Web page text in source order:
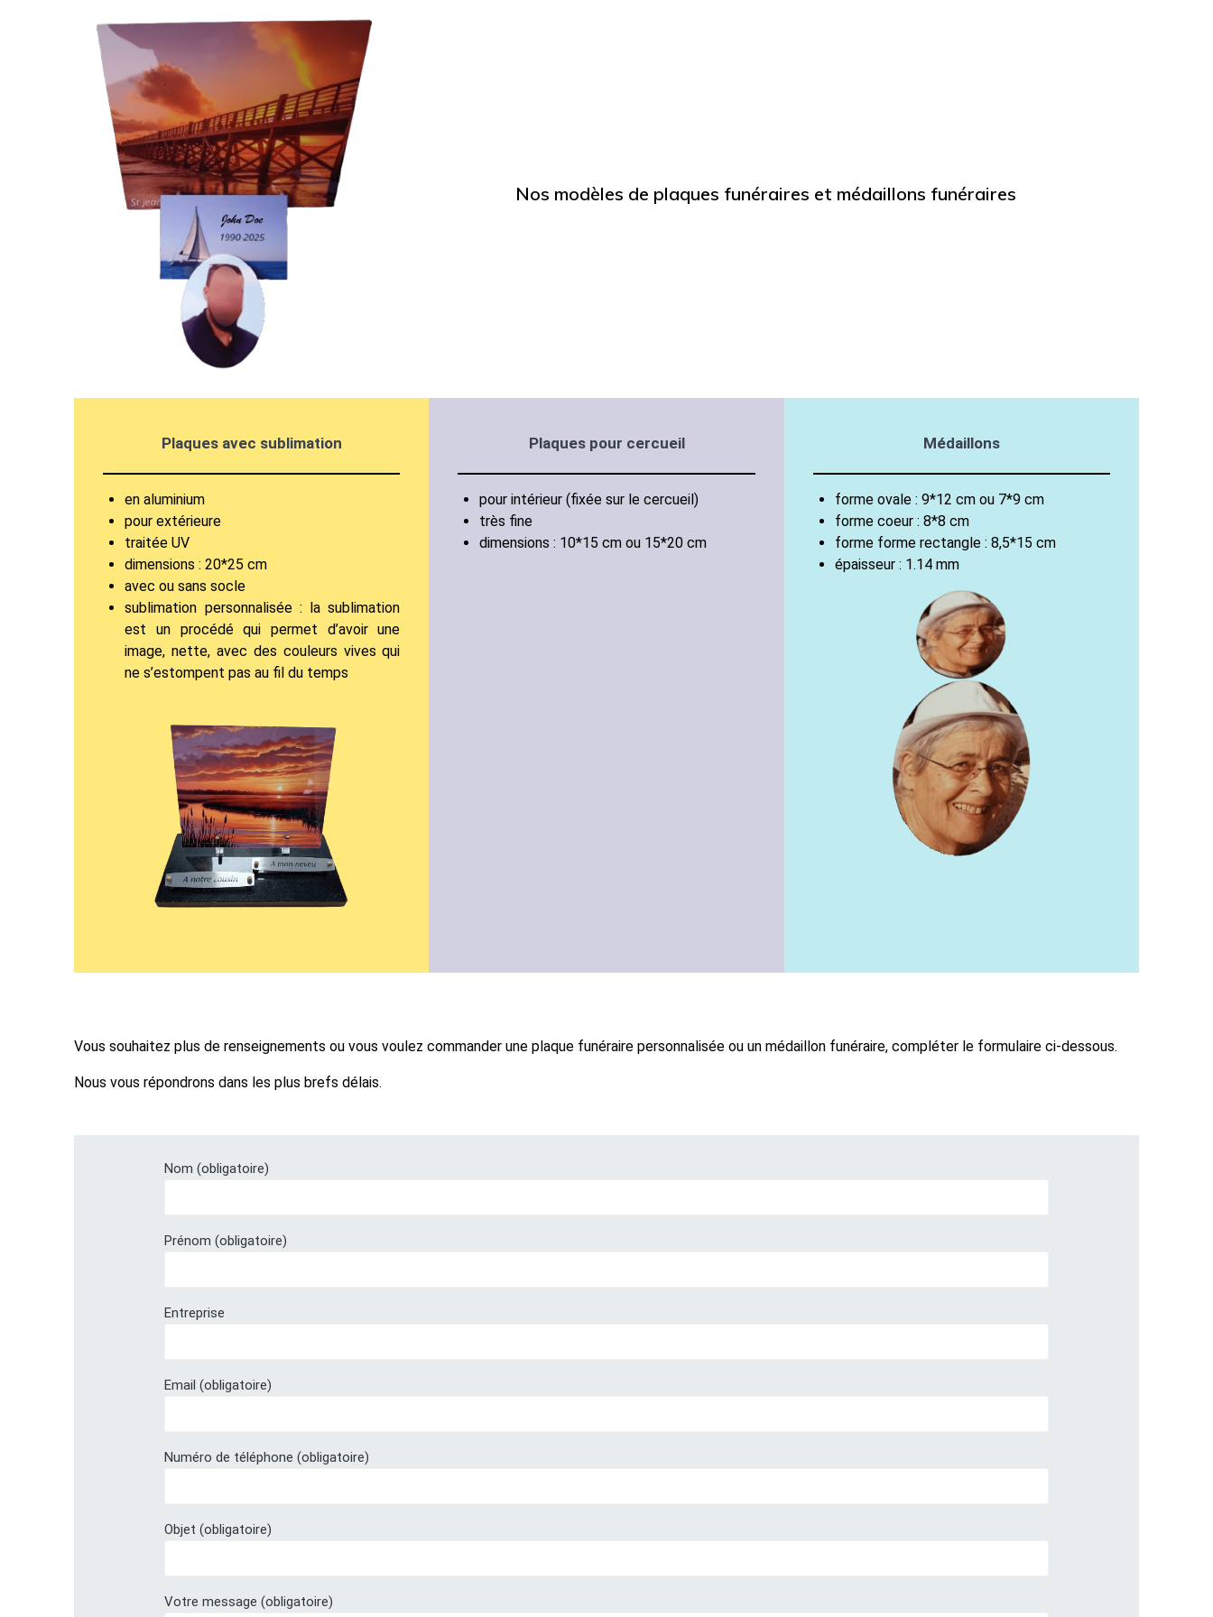
Nos modèles de plaques funéraires et médaillons funéraires
Plaques avec sublimation
en aluminium
pour extérieure
traitée UV
dimensions : 20*25 cm
avec ou sans socle
sublimation personnalisée : la sublimation
est un procédé qui permet d’avoir une
image, nette, avec des couleurs vives qui
ne s’estompent pas au fil du temps
Plaques pour cercueil
pour intérieur (fixée sur le cercueil)
très fine
dimensions : 10*15 cm ou 15*20 cm
Médaillons
forme ovale : 9*12 cm ou 7*9 cm
forme coeur : 8*8 cm
forme forme rectangle : 8,5*15 cm
épaisseur : 1.14 mm
Vous souhaitez plus de renseignements ou vous voulez commander une plaque funéraire personnalisée ou un médaillon funéraire, compléter le formulaire ci-dessous.
Nous vous répondrons dans les plus brefs délais.
Nom (obligatoire)
Prénom (obligatoire)
Entreprise
Email (obligatoire)
Numéro de téléphone (obligatoire)
Objet (obligatoire)
Votre message (obligatoire)